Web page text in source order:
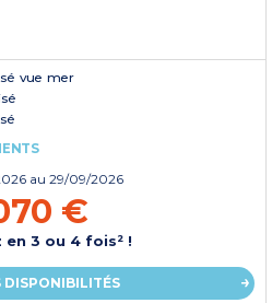
vue mer
au 29/09/2026
€
en 3 ou 4 fois² !
DISPONIBILITÉS